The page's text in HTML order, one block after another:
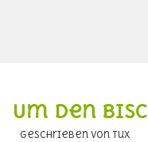
Um den
geschrieben von Tux